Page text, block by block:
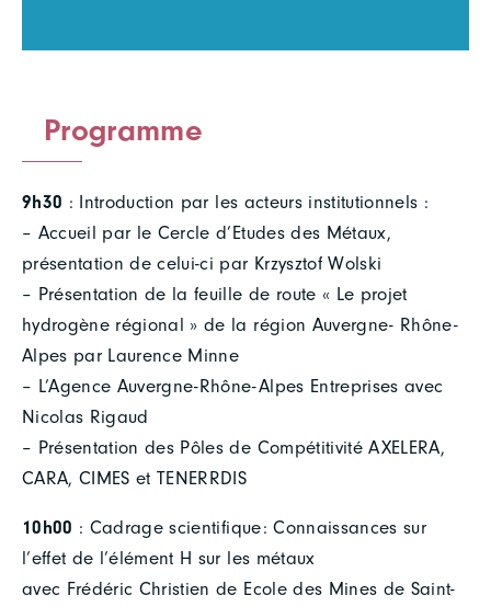
Programme
9h30 : Introduction par les acteurs institutionnels :
– Accueil par le Cercle d’Etudes des Métaux,
présentation de celui-ci par Krzysztof Wolski
– Présentation de la feuille de route « Le projet
hydrogène régional » de la région Auvergne- Rhône-
Alpes par Laurence Minne
– L’Agence Auvergne-Rhône-Alpes Entreprises avec
Nicolas Rigaud
– Présentation des Pôles de Compétitivité AXELERA,
CARA, CIMES et TENERRDIS
10h00 : Cadrage scientifique: Connaissances sur
l’effet de l’élément H sur les métaux
avec Frédéric Christien de Ecole des Mines de Saint-